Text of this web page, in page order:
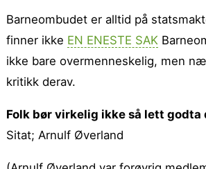
Barneombudet er alltid på
finner ikke EN ENESTE SAK
ikke bare overmenneskelig, men
kritikk derav.
Folk bør virkelig ikke så lett godta
Sitat; Arnulf Øverland